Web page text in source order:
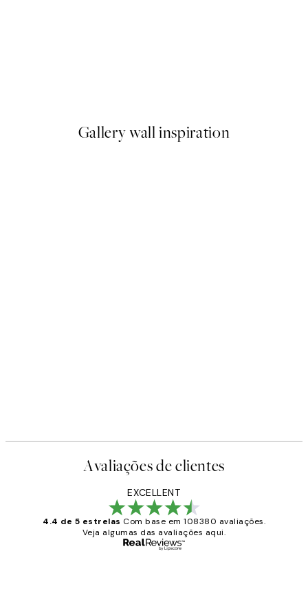
Gallery wall inspiration
Avaliações de clientes
EXCELLENT
4.4 de 5 estrelas Com base em 108380 avaliações.
Veja algumas das avaliações aqui.